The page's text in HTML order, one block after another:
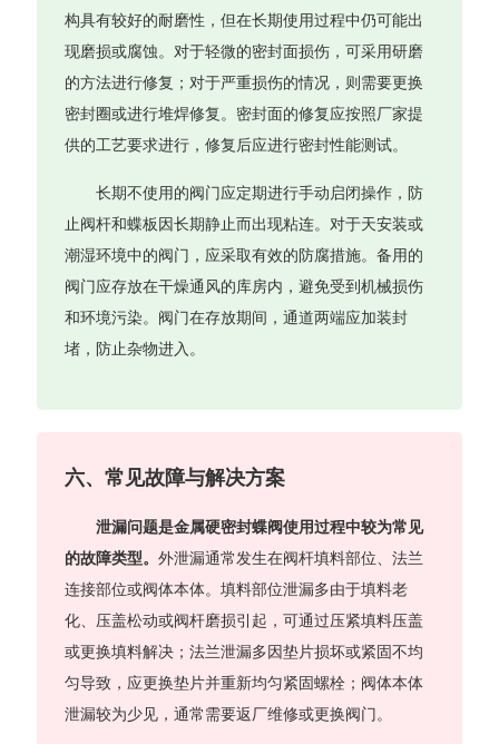
构具有较好的耐磨性，但在长期使用过程中仍可能出
现磨损或腐蚀。对于轻微的密封面损伤，可采用研磨
的方法进行修复；对于严重损伤的情况，则需要更换
密封圈或进行堆焊修复。密封面的修复应按照厂家提
供的工艺要求进行，修复后应进行密封性能测试。
长期不使用的阀门应定期进行手动启闭操作，防
止阀杆和蝶板因长期静止而出现粘连。对于天安装或
潮湿环境中的阀门，应采取有效的防腐措施。备用的
阀门应存放在干燥通风的库房内，避免受到机械损伤
和环境污染。阀门在存放期间，通道两端应加装封
堵，防止杂物进入。
六、常见故障与解决方案
泄漏问题是金属硬密封蝶阀使用过程中较为常见
的故障类型。外泄漏通常发生在阀杆填料部位、法兰
连接部位或阀体本体。填料部位泄漏多由于填料老
化、压盖松动或阀杆磨损引起，可通过压紧填料压盖
或更换填料解决；法兰泄漏多因垫片损坏或紧固不均
匀导致，应更换垫片并重新均匀紧固螺栓；阀体本体
泄漏较为少见，通常需要返厂维修或更换阀门。